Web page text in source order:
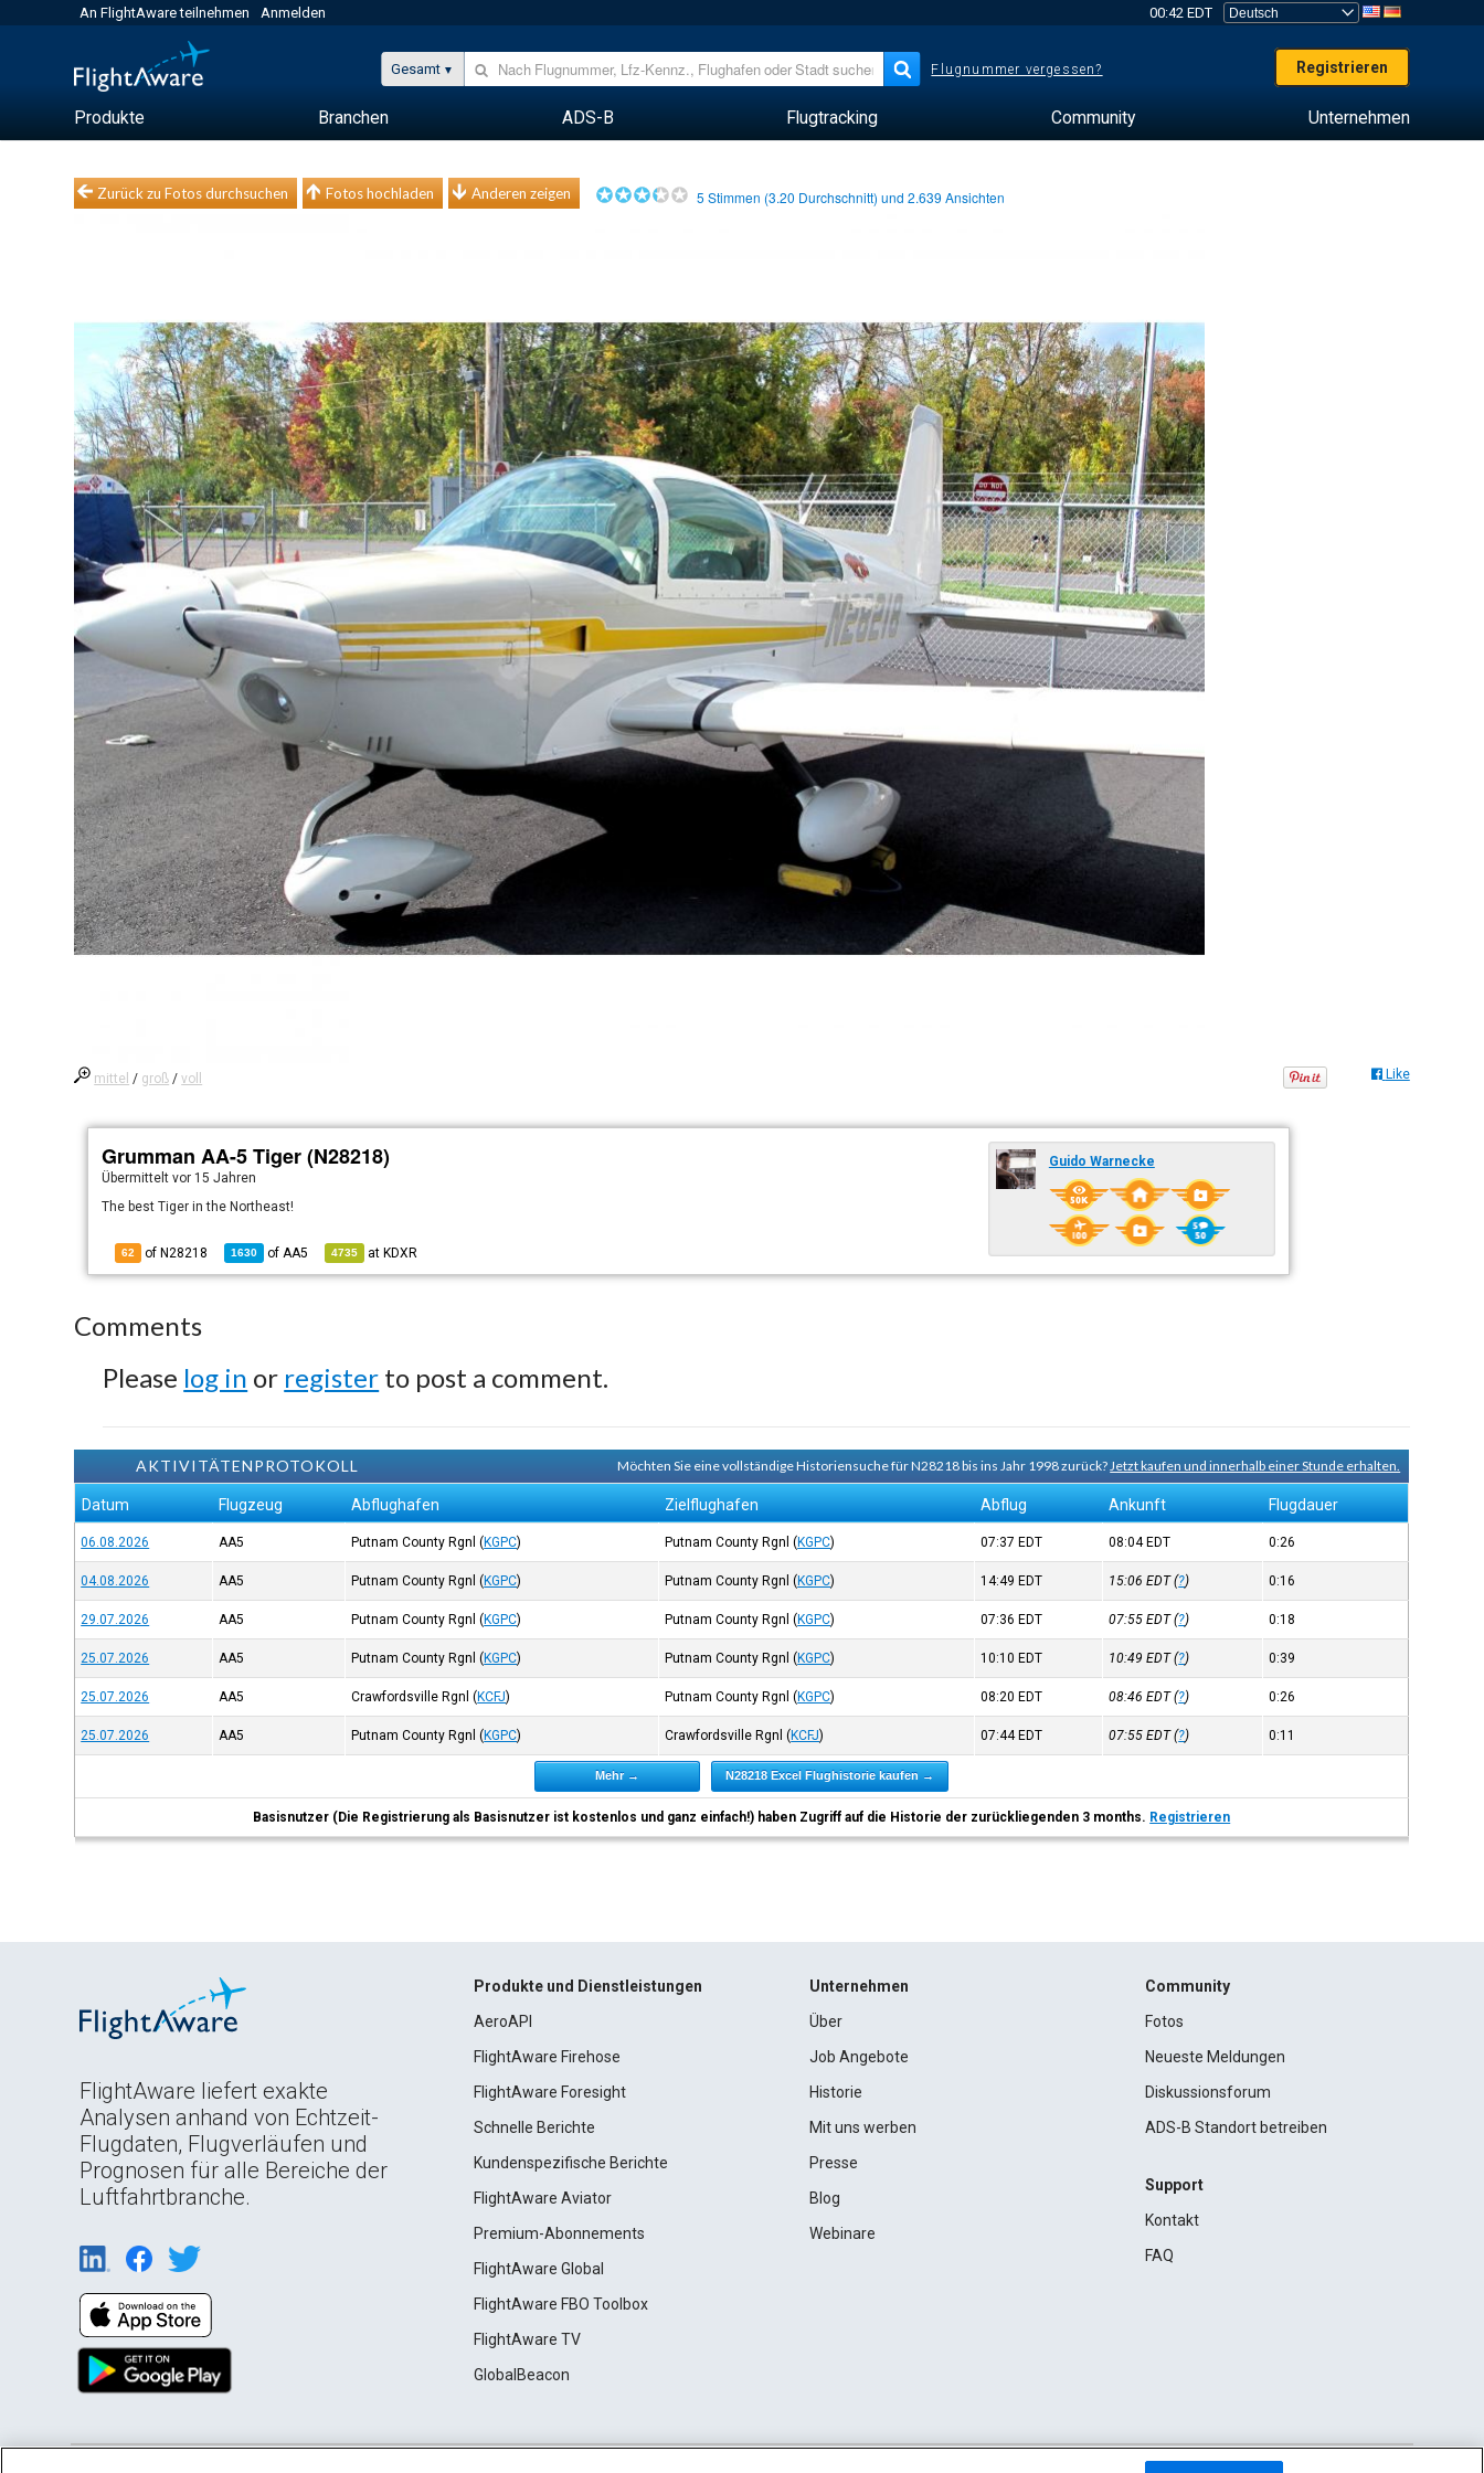
An FlightAware teilnehmen Anmelden 00:42 EDT
Gesamt Flugnummer vergessen? Registrieren
Produkte Branchen ADS-B Flugtracking Community Unternehmen
Zurück zu Fotos durchsuchen Fotos hochladen Anderen zeigen 5 Stimmen (3.20 Durchschnitt) und2.639 Ansichten
mittel / groß /voll Like
Grumman AA-5 Tiger (N28218)
Übermitteltvor 15 Jahren
The best Tiger in the Northeast!
62 of N28218 1630 ofAA5 4735 at KDXR
Guido Warnecke
Comments
Please log in or register to post a comment.
AKTIVITÄTENPROTOKOLL Möchten Sie eine vollständige Historiensuche für N28218 bis ins Jahr 1998 zurück?Jetzt kaufen und innerhalb einer Stunde erhalten.
Datum Flugzeug Abflughafen Zielflughafen Abflug Ankunft Flugdauer
06.08.2026 AA5 Putnam County Rgnl (KGPC) Putnam County Rgnl (KGPC) 07:37 EDT 08:04 EDT 0:26
04.08.2026 AA5 Putnam County Rgnl (KGPC) Putnam County Rgnl (KGPC) 14:49 EDT 15:06EDT(?) 0:16
29.07.2026 AA5 Putnam County Rgnl (KGPC) Putnam County Rgnl (KGPC) 07:36 EDT 07:55EDT(?) 0:18
25.07.2026 AA5 Putnam County Rgnl (KGPC) Putnam County Rgnl (KGPC) 10:10 EDT 10:49EDT(?) 0:39
25.07.2026 AA5 Crawfordsville Rgnl (KCFJ) Putnam County Rgnl (KGPC) 08:20 EDT 08:46EDT(?) 0:26
25.07.2026 AA5 Putnam County Rgnl (KGPC) Crawfordsville Rgnl (KCFJ) 07:44 EDT 07:55EDT(?) 0:11
Mehr → N28218 Excel Flughistorie kaufen →
Basisnutzer (Die Registrierung als Basisnutzer ist kostenlos und ganz einfach!) haben Zugriff auf die Historie der zurückliegenden 3 months. Registrieren
FlightAware liefert exakte
Analysen anhand von Echtzeit-
Flugdaten, Flugverläufen und
Prognosen für alle Bereiche der
Luftfahrtbranche.
Produkte und Dienstleistungen
AeroAPI
FlightAware Firehose
FlightAware Foresight
Schnelle Berichte
Kundenspezifische Berichte
FlightAware Aviator
Premium-Abonnements
FlightAware Global
FlightAware FBO Toolbox
FlightAware TV
GlobalBeacon
Unternehmen
Über
Job Angebote
Historie
Mit uns werben
Presse
Blog
Webinare
Community
Fotos
Neueste Meldungen
Diskussionsforum
ADS-B Standort betreiben
Support
Kontakt
FAQ